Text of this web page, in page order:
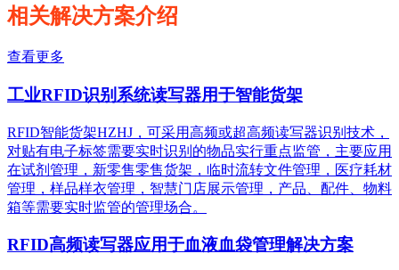
相关解决方案介绍
查看更多
工业RFID识别系统读写器用于智能货架
RFID智能货架HZHJ，可采用高频或超高频读写器识别技术，
对贴有电子标签需要实时识别的物品实行重点监管，主要应用
在试剂管理，新零售零售货架，临时流转文件管理，医疗耗材
管理，样品样衣管理，智慧门店展示管理，产品、配件、物料
箱等需要实时监管的管理场合。
RFID高频读写器应用于血液血袋管理解决方案